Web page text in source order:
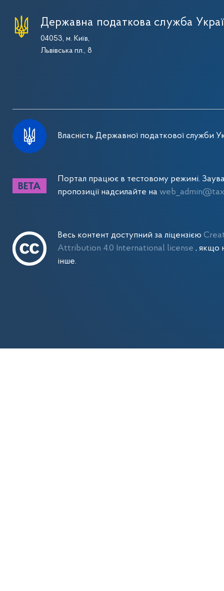
Державна податкова служба
04053, м. Київ,
Львівська пл., 8
Власність Державної податкової служби
Портал працює в тестовому режимі.
пропозиції надсилайте на
Весь контент доступний за ліцензією
Attribution 4.0 International license , якщо
інше.